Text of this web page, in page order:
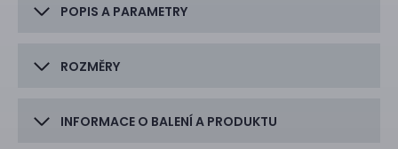
POPIS A PARAMETRY
ROZMĚRY
INFORMACE O BALENÍ A PRODUKTU